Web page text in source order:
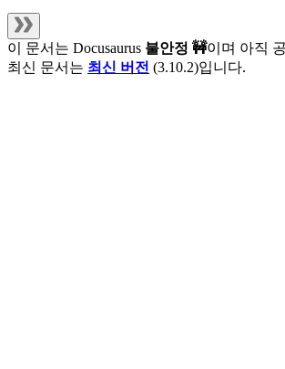
이 문서는 Docusaurus 불안정 🚧이며 아직
최신 문서는 최신 버전 (3.10.2)입니다.